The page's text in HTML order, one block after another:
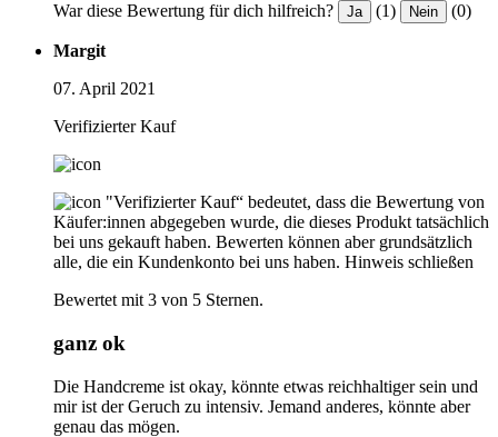
War diese Bewertung für dich hilfreich? Ja (1) Nein (0)
Margit
07. April 2021
Verifizierter Kauf
"Verifizierter Kauf“ bedeutet, dass die Bewertung von
Käufer:innen abgegeben wurde, die dieses Produkt tatsächlich
bei uns gekauft haben. Bewerten können aber grundsätzlich
alle, die ein Kundenkonto bei uns haben. Hinweis schließen
Bewertet mit 3 von 5 Sternen.
ganz ok
Die Handcreme ist okay, könnte etwas reichhaltiger sein und
mir ist der Geruch zu intensiv. Jemand anderes, könnte aber
genau das mögen.